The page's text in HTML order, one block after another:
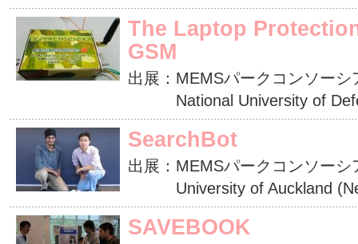
The Laptop
GSM
出展：MEMSパークコンソーシ
National University of
SearchBot
出展：MEMSパークコンソーシ
University of Auckland
SAVEBOOK